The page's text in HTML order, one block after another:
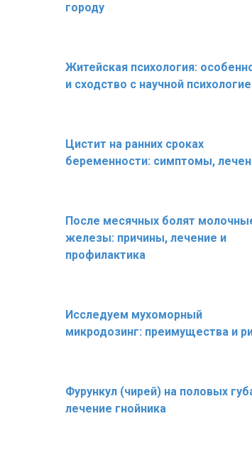
городу
Житейская психология:
и сходство с научной
Цистит на ранних сроках
беременности: симптомы,
После месячных болят
железы: причины, лечение и
профилактика
Исследуем мухоморный
микродозинг: преимущества и
Фурункул (чирей) на половых
лечение гнойника